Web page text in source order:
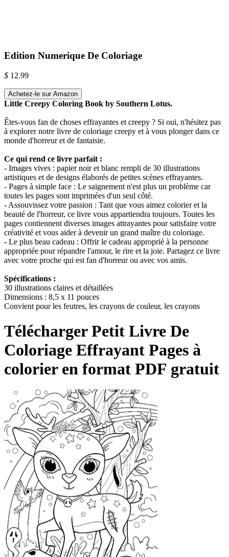
Edition Numerique De Coloriage
$ 12.99
Achetez-le sur Amazon
Little Creepy Coloring Book by Southern Lotus.
Êtes-vous fan de choses effrayantes et creepy ? Si oui, n'hésitez pas
à explorer notre livre de coloriage creepy et à vous plonger dans ce
monde d'horreur et de fantaisie.
Ce qui rend ce livre parfait :
- Images vives : papier noir et blanc rempli de 30 illustrations
artistiques et de designs élaborés de petites scènes effrayantes.
- Pages à simple face : Le saignement n'est plus un problème car
toutes les pages sont imprimées d'un seul côté.
- Assouvissez votre passion : Tant que vous aimez colorier et la
beauté de l'horreur, ce livre vous appartiendra toujours. Toutes les
pages contiennent diverses images attrayantes pour satisfaire votre
créativité et vous aider à devenir un grand maître du coloriage.
- Le plus beau cadeau : Offrir le cadeau approprié à la personne
appropriée pour répandre l'amour, le rire et la joie. Partagez ce livre
avec votre proche qui est fan d'horreur ou avec vos amis.
Spécifications :
30 illustrations claires et détaillées
Dimensions : 8,5 x 11 pouces
Convient pour les feutres, les crayons de couleur, les crayons
Télécharger Petit Livre De
Coloriage Effrayant Pages à
colorier en format PDF gratuit